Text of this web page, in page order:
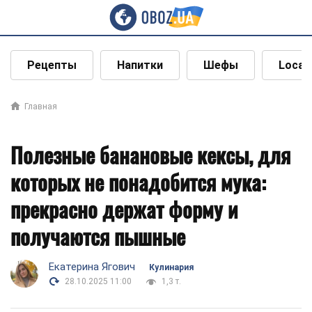
Рецепты Напитки Шефы Local
Главная
Полезные банановые кексы, для
которых не понадобится мука:
прекрасно держат форму и
получаются пышные
Екатерина Ягович
Кулинария
28.10.2025 11:00
1,3 т.